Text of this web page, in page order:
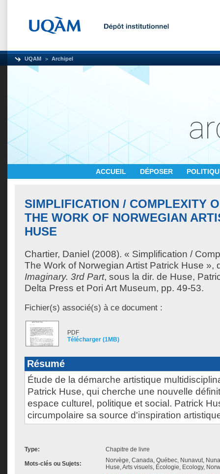
UQAM Archipel
ACCUEIL DÉPOSER
SIMPLIFICATION / COMPLEXITY
THE WORK OF NORWEGIAN
HUSE
Chartier, Daniel (2008). « Simplification /
The Work of Norwegian Artist Patrick Huse »,
Imaginary. 3rd Part, sous la dir. de Huse,
Delta Press et Pori Art Museum, pp. 49-53.
Fichier(s) associé(s) à ce document :
PDF
Télécharger (1MB)
Résumé
Étude de la démarche artistique
Patrick Huse, qui cherche une nouvelle
espace culturel, politique et social. Patrick
circumpolaire sa source d'inspiration
Type: Chapitre de livre
Mots-clés ou Sujets:
Norvège, Canada, Québec, Nunavut,
Huse, Arts visuels, Écologie, Ecology,